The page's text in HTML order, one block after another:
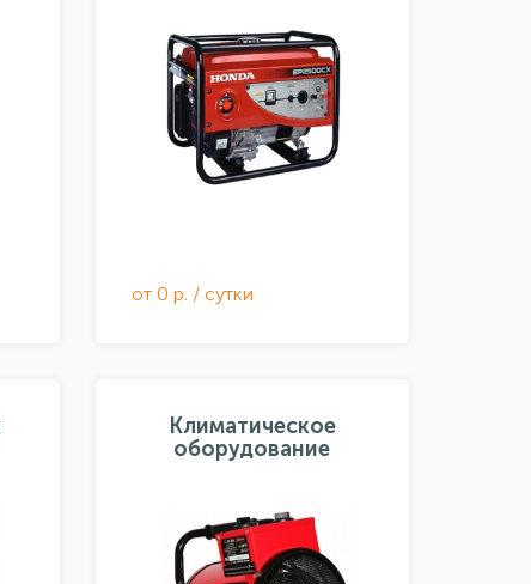
от 0 р. / сутки
Климатическое
оборудование